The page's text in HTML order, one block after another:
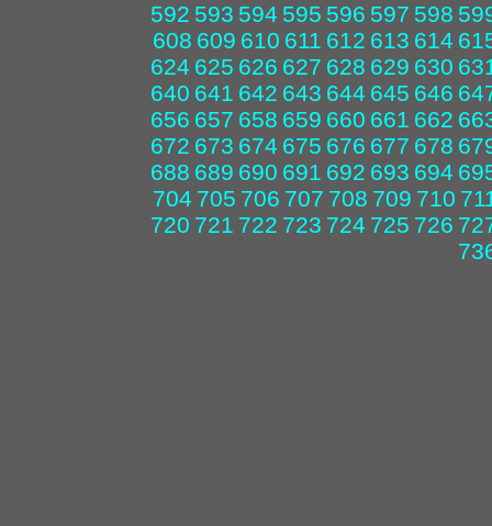
592 593 594 595 596 597 598
608 609 610 611 612 613 614
624 625 626 627 628 629 630
640 641 642 643 644 645 646
656 657 658 659 660 661 662
672 673 674 675 676 677 678
688 689 690 691 692 693 694
704 705 706 707 708 709 710
720 721 722 723 724 725 726